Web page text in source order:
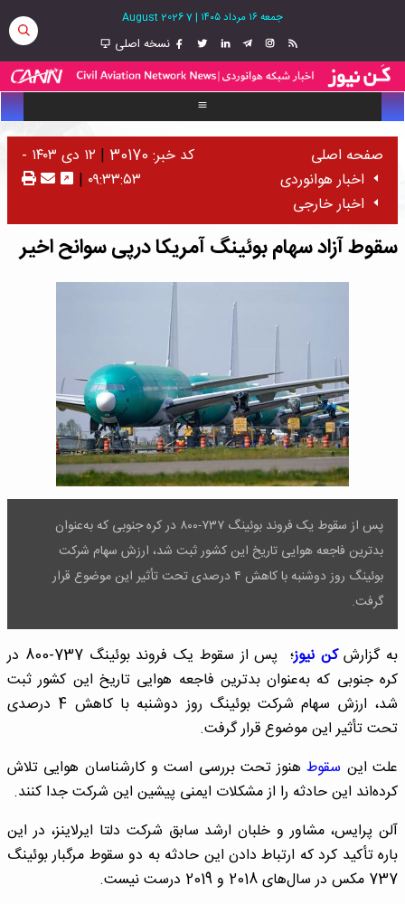
جمعه ۱۶ مرداد ۱۴۰۵ |
7 August 2026
نسخه اصلی
صفحه اصلی
اخبار هوانوردی
اخبار خارجی
کد خبر: 30170 |
۱۲ دی ۱۴۰۳ -
۰۹:۳۳:۵۳ |
سقوط آزاد سهام بوئینگ آمریکا درپی سوانح اخیر
پس از سقوط یک فروند بوئینگ ۷۳۷-۸۰۰ در کره جنوبی که به‌عنوان
بدترین فاجعه هوایی تاریخ این کشور ثبت شد، ارزش سهام شرکت
بوئینگ روز دوشنبه با کاهش ۴ درصدی تحت تأثیر این موضوع قرار
گرفت.
به گزارشکن نیوز
؛ پس از سقوط یک فروند بوئینگ 737-800 در
کره جنوبی که به‌عنوان بدترین فاجعه هوایی تاریخ این کشور ثبت
شد، ارزش سهام شرکت بوئینگ روز دوشنبه با کاهش 4 درصدی
تحت تأثیر این موضوع قرار گرفت.
علت این سقوطهنوز تحت بررسی است و کارشناسان هوایی تلاش
کرده‌اند این حادثه را از مشکلات ایمنی پیشین این شرکت جدا کنند.
آلن پرایس، مشاور و خلبان ارشد سابق شرکت دلتا ایرلاینز، در این
باره تأکید کرد که ارتباط دادن این حادثه به دو سقوط مرگبار بوئینگ
737 مکس در سال‌های 2018 و 2019 درست نیست.